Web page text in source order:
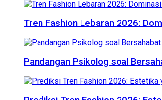
Tren Fashion Lebaran 2026:
Pandangan Psikolog soal